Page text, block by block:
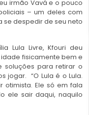
irmão Vavá e o pouco
– um deles com
se despedir de seu neto
Lula Livre, Kfouri deu
fisicamente bem e
soluções para retirar o
jogar. “O Lula é o Lula.
otimista. Ele só em fala
ele sair daqui, naquilo